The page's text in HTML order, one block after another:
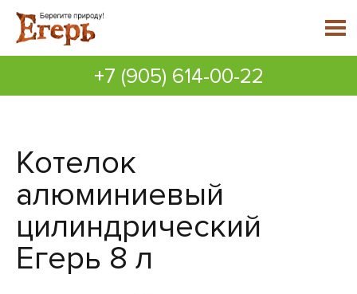
+7 (905) 614-00-22
Котелок
алюминиевый
цилиндрический
Егерь 8 л